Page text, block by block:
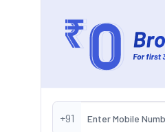
+91